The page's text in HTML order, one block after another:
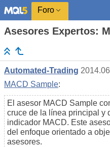
Foro
Asesores Expertos:
Automated-Trading
MACD Sample:
El asesor MACD Sample
cruce de la línea principal y
indicador MACD. Este
del enfoque orientado a
asesores.